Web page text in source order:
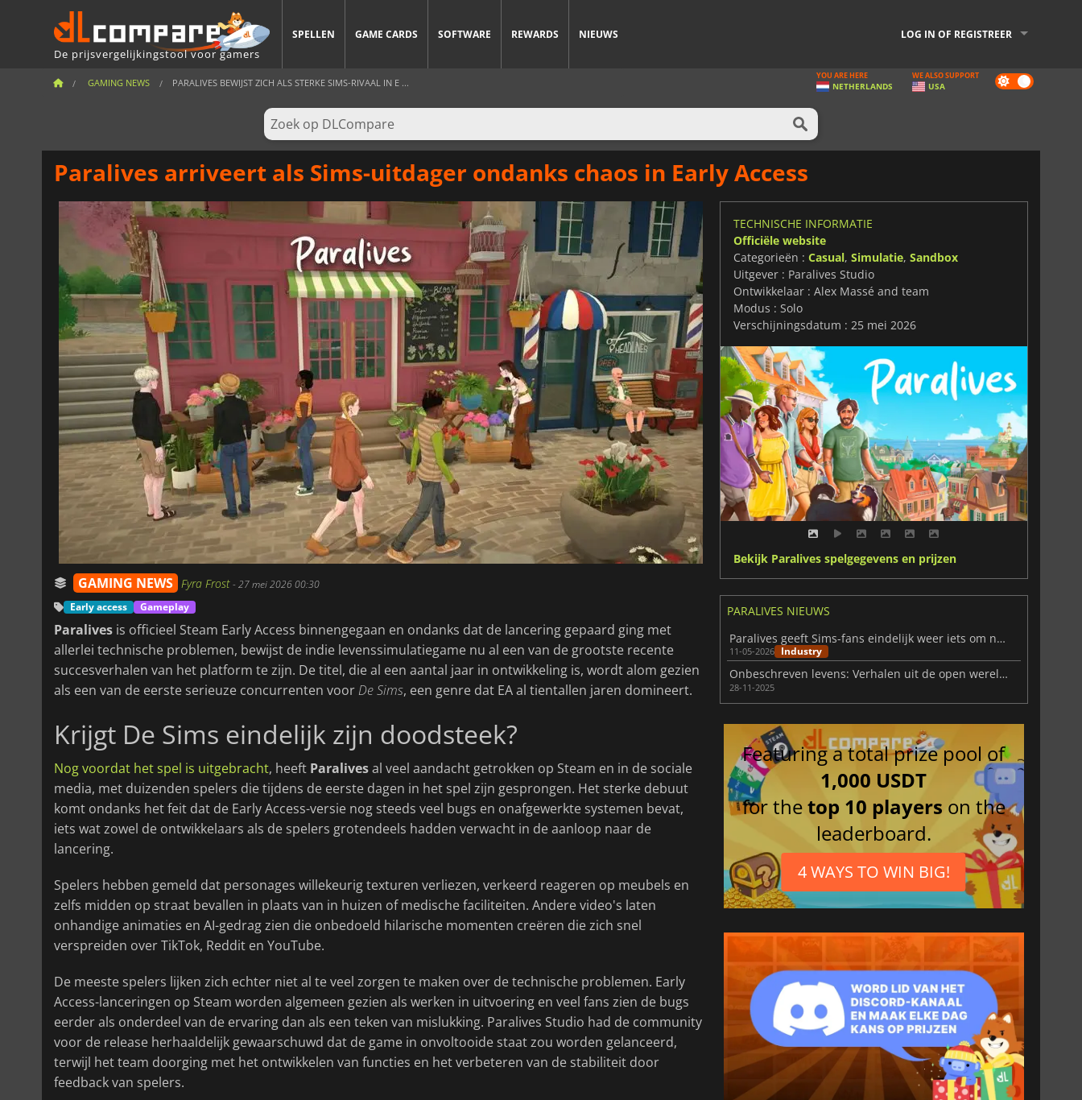
De prijsvergelijkingstool voor gamers
SPELLEN GAME CARDS SOFTWARE REWARDS NIEUWS LOG IN OF REGISTREER
GAMING NEWS PARALIVES BEWIJST ZICH ALS STERKE SIMS-RIVAAL IN E ... Dark
mode
YOU ARE HERE
NETHERLANDS
WE ALSO SUPPORT
USA
Paralives arriveert als Sims-uitdager ondanks chaos in Early Access
GAMING NEWS Fyra Frost-27 mei 2026 00:30
Early access
Gameplay
Paralives is officieel Steam Early Access binnengegaan en ondanks dat de lancering gepaard ging met
allerlei technische problemen, bewijst de indie levenssimulatiegame nu al een van de grootste recente
succesverhalen van het platform te zijn. De titel, die al een aantal jaar in ontwikkeling is, wordt alom gezien
als een van de eerste serieuze concurrenten voorDe Sims, een genre dat EA al tientallen jaren domineert.
Krijgt De Sims eindelijk zijn doodsteek?
Nog voordat het spel is uitgebracht, heeft Paralivesal veel aandacht getrokken op Steam en in de sociale
media, met duizenden spelers die tijdens de eerste dagen in het spel zijn gesprongen. Het sterke debuut
komt ondanks het feit dat de Early Access-versie nog steeds veel bugs en onafgewerkte systemen bevat,
iets wat zowel de ontwikkelaars als de spelers grotendeels hadden verwacht in de aanloop naar de
lancering.
Spelers hebben gemeld dat personages willekeurig texturen verliezen, verkeerd reageren op meubels en
zelfs midden op straat bevallen in plaats van in huizen of medische faciliteiten. Andere video's laten
onhandige animaties en AI-gedrag zien die onbedoeld hilarische momenten creëren die zich snel
verspreiden over TikTok, Reddit en YouTube.
De meeste spelers lijken zich echter niet al te veel zorgen te maken over de technische problemen. Early
Access-lanceringen op Steam worden algemeen gezien als werken in uitvoering en veel fans zien de bugs
eerder als onderdeel van de ervaring dan als een teken van mislukking. Paralives Studio had de community
voor de release herhaaldelijk gewaarschuwd dat de game in onvoltooide staat zou worden gelanceerd,
terwijl het team doorging met het ontwikkelen van functies en het verbeteren van de stabiliteit door
feedback van spelers.
TECHNISCHE INFORMATIE
Officiële website
Categorieën : Casual, Simulatie, Sandbox
Uitgever : Paralives Studio
Ontwikkelaar : Alex Massé and team
Modus : Solo
Verschijningsdatum : 25 mei 2026
Bekijk Paralives spelgegevens en prijzen
PARALIVES NIEUWS
Paralives geeft Sims-fans eindelijk weer iets om naar uit te kijken
11-05-2026 Industry
Onbeschreven levens: Verhalen uit de open wereld van Paralives
28-11-2025
Featuring a total prize pool of
1,000 USDT
for thetop 10 players on the
leaderboard.
4 WAYS TO WIN BIG!